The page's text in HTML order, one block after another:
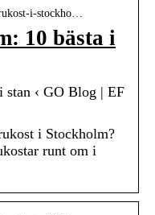
i-stockho…
10 bästa i
stan ‹ GO Blog | EF
i Stockholm?
runt om i